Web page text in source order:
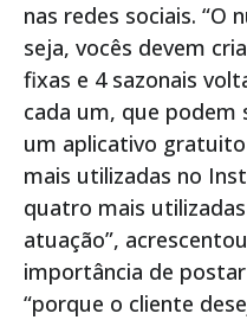
nas redes sociais. “O
seja, vocês devem
fixas e 4 sazonais
cada um, que podem
um aplicativo
mais utilizadas no
quatro mais
atuação”,
importância de
“porque o cliente